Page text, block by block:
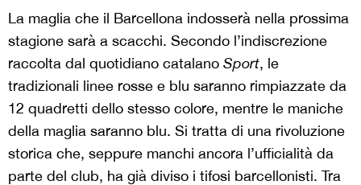
La maglia che il Barcellona indosserà nella prossima
stagione sarà a scacchi. Secondo l’indiscrezione
raccolta dal quotidiano catalano Sport, le
tradizionali linee rosse e blu saranno rimpiazzate da
12 quadretti dello stesso colore, mentre le maniche
della maglia saranno blu. Si tratta di una rivoluzione
storica che, seppure manchi ancora l’ufficialità da
parte del club, ha già diviso i tifosi barcellonisti. Tra